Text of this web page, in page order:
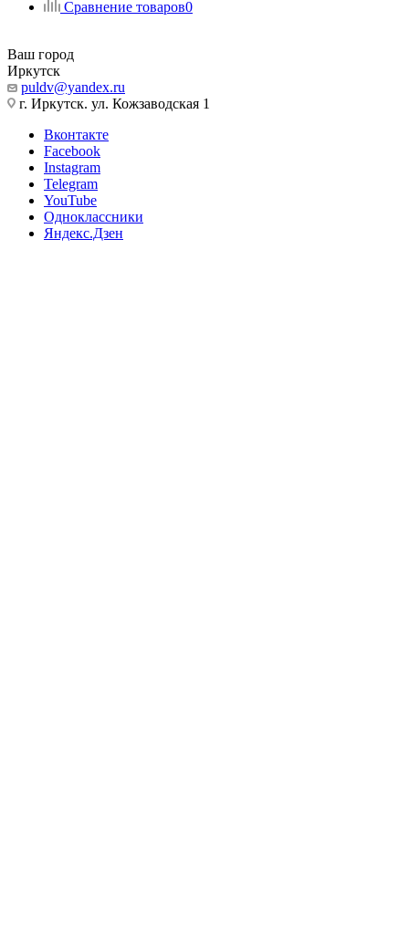
Сравнение товаров0
Ваш город
Иркутск
puldv@yandex.ru
г. Иркутск. ул. Кожзаводская 1
Вконтакте
Facebook
Instagram
Telegram
YouTube
Одноклассники
Яндекс.Дзен